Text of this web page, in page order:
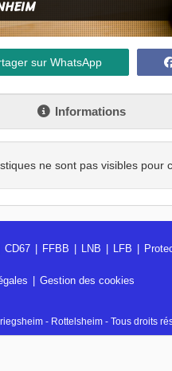
sur WhatsApp
Informations
ne sont pas visibles pour
CD67 FFBB LNB LFB
Gestion des cookies
- Rottelsheim - Tous droits